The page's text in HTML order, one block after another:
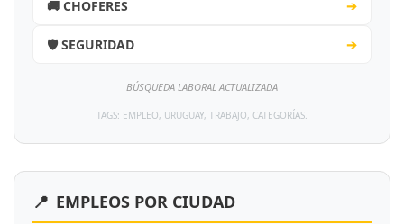
🚚 CHOFERES ➔
🛡️ SEGURIDAD ➔
BÚSQUEDA LABORAL ACTUALIZADA
TAGS: EMPLEO, URUGUAY, TRABAJO, CATEGORÍAS.
📍 EMPLEOS POR CIUDAD